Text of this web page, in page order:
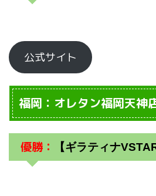
公式サイト
福岡：オレタン福岡天神
優勝： 【ギラティナ